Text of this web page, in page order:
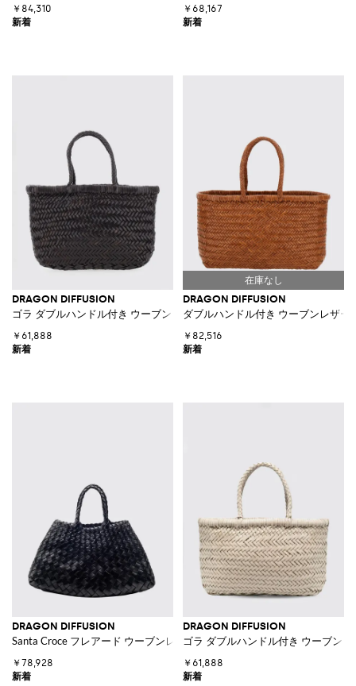
￥84,310 ￥68,167
DRAGON DIFFUSION
ゴラ ダブルハンドル付き ウーブンレザー ハンドバッグ
￥61,888
DRAGON DIFFUSION
ダブルハンドル付き ウーブンレザー
￥82,516
DRAGON DIFFUSION
Santa Croce フレアード ウーブンレザーハンドバッグ ブレードハンドル付
￥78,928
DRAGON DIFFUSION
ゴラ ダブルハンドル付き ウーブン
￥61,888